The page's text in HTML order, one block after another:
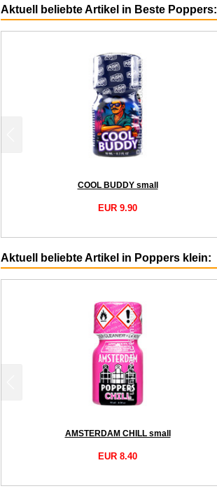
Aktuell beliebte Artikel in Beste Poppers:
COOL BUDDY small
EUR 9.90
Aktuell beliebte Artikel in Poppers klein:
AMSTERDAM CHILL small
EUR 8.40